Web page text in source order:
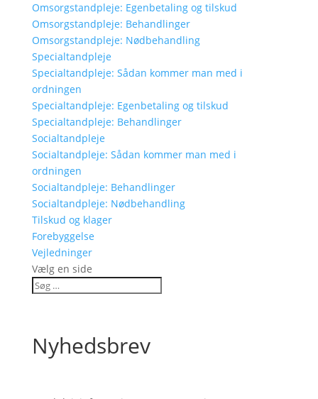
Omsorgstandpleje: Egenbetaling og tilskud
Omsorgstandpleje: Behandlinger
Omsorgstandpleje: Nødbehandling
Specialtandpleje
Specialtandpleje: Sådan kommer man med i
ordningen
Specialtandpleje: Egenbetaling og tilskud
Specialtandpleje: Behandlinger
Socialtandpleje
Socialtandpleje: Sådan kommer man med i
ordningen
Socialtandpleje: Behandlinger
Socialtandpleje: Nødbehandling
Tilskud og klager
Forebyggelse
Vejledninger
Vælg en side
Nyhedsbrev